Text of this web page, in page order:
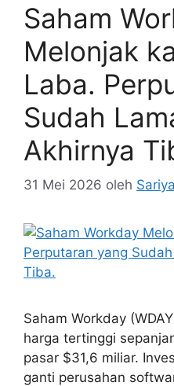
Saham
Melonjak
Laba.
Sudah
Akhirnya
31 Mei 2026 oleh
Saham Workday
harga tertinggi
pasar $31,6 miliar.
ganti perusahan